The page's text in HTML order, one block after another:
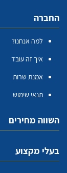
החברה
למה אנחנו?
איך זה עובד
אמנת שרות
תנאי שימוש
השווה מחירים
בעלי מקצוע